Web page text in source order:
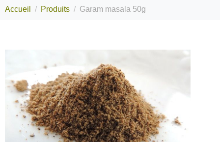
Accueil Produits Garam masala 50g